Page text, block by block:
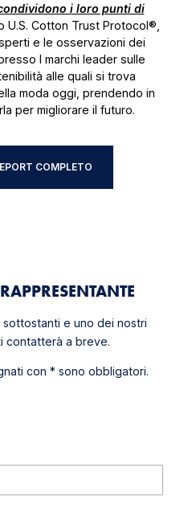
i loro punti di
U.S. Cotton Trust Protocol®,
e le osservazioni dei
I marchi leader sulle
alle quali si trova
moda oggi, prendendo in
per migliorare il futuro.
COMPLETO
sottostanti e uno dei nostri
contatterà a breve.
con * sono obbligatori.